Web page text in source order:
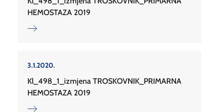
HEMOSTAZA 2019
3.1.2020.
Kl_498_1_izmjena TROSKOVNIK_PRIMARNA
HEMOSTAZA 2019